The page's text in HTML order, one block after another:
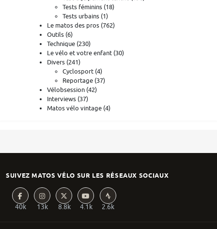
Tests féminins (18)
Tests urbains (1)
Le matos des pros (762)
Outils (6)
Technique (230)
Le vélo et votre enfant (30)
Divers (241)
Cyclosport (4)
Reportage (37)
Vélobsession (42)
Interviews (37)
Matos vélo vintage (4)
SUIVEZ MATOS VÉLO SUR LES RÉSEAUX SOCIAUX
40k 13k 8.8k 4.1k 2.6k